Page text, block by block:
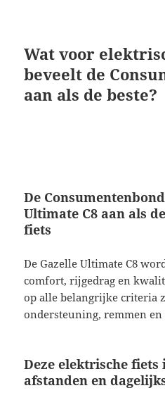
Wat voor
beveelt de
aan als de beste?
De
Ultimate C8 aan als
fiets
De Gazelle Ultimate C8
comfort, rijgedrag en
op alle belangrijke criteria
ondersteuning, remmen en
Deze elektrische
afstanden en